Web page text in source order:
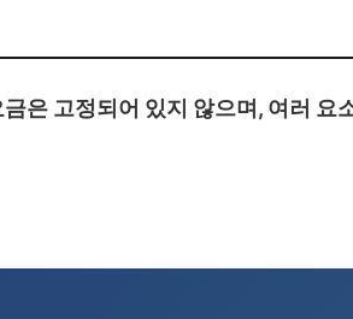
은 고정되어 있지 않으며, 여러 요